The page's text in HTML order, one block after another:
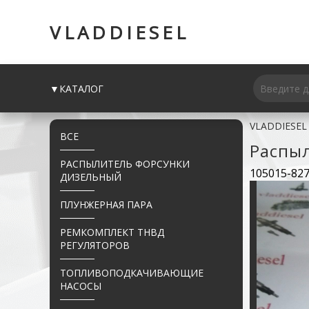
VLADDIESEL
▼КАТАЛОГ
ВСЕ
РАСПЫЛИТЕЛЬ ФОРСУНКИ
ДИЗЕЛЬНЫЙ
ПЛУНЖЕРНАЯ ПАРА
РЕМКОМПЛЕКТ ТНВД
РЕГУЛЯТОРОВ
ТОПЛИВОПОДКАЧИВАЮЩИЕ
НАСОСЫ
VLADDIESEL
105015-